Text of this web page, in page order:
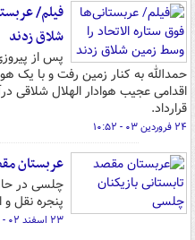
فیلم/
شلاق زدند
پس از
حمدالله به کنار زمین رفت و با یک
اقدامی عجیب هوادار الهلال شلاقی
قرارداد.
۲۴ فروردین ۰۳ - ۱۰:۵۲
عربستان
چلسی در
پنجره نقل و
۲۳ اسفند ۰۲ - ۱۴:۵۶